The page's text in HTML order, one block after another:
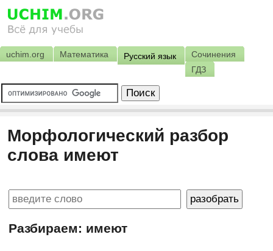
uchim.org Математика Русский язык
Сочинения
ГДЗ
Морфологический разбор
слова имеют
Разбираем: имеют